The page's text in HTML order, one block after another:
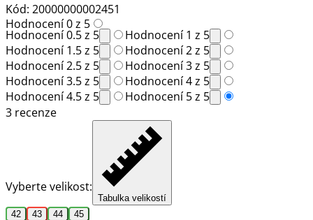
Kód: 20000000002451
Hodnocení 0 z 5
Hodnocení 0.5 z 5
Hodnocení 1 z 5
Hodnocení 1.5 z 5
Hodnocení 2 z 5
Hodnocení 2.5 z 5
Hodnocení 3 z 5
Hodnocení 3.5 z 5
Hodnocení 4 z 5
Hodnocení 4.5 z 5
Hodnocení 5 z 5
3 recenze
Vyberte velikost:
Tabulka velikostí
42
43 44 45